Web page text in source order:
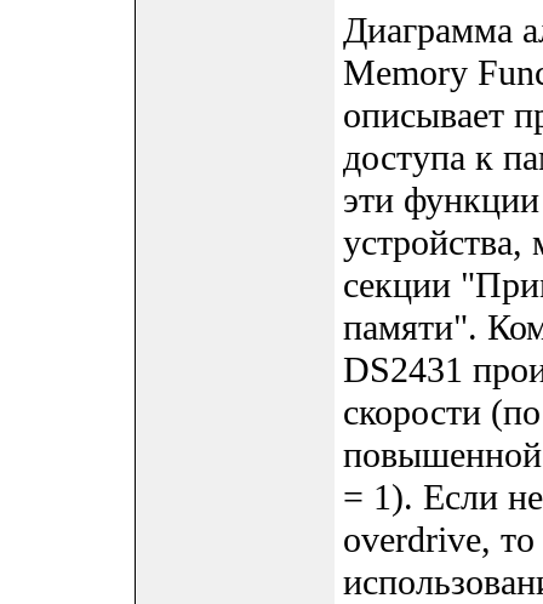
Диаграмма
Memory
описывает
доступа к
эти
устройства,
секции
памяти".
DS2431
скорости
повышенной
= 1). Если
overdrive, то